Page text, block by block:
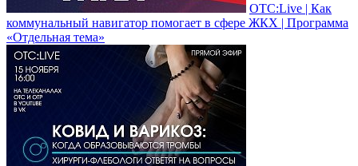
ОТС:Live | Как
коммунальный навигатор помогает в сфере ЖКХ | Программа
«Отдельная тема»